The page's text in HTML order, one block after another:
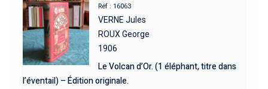
Réf : 16063
VERNE Jules
ROUX George
1906
Le Volcan d’Or. (1 éléphant, titre dans
l’éventail) – Édition originale.